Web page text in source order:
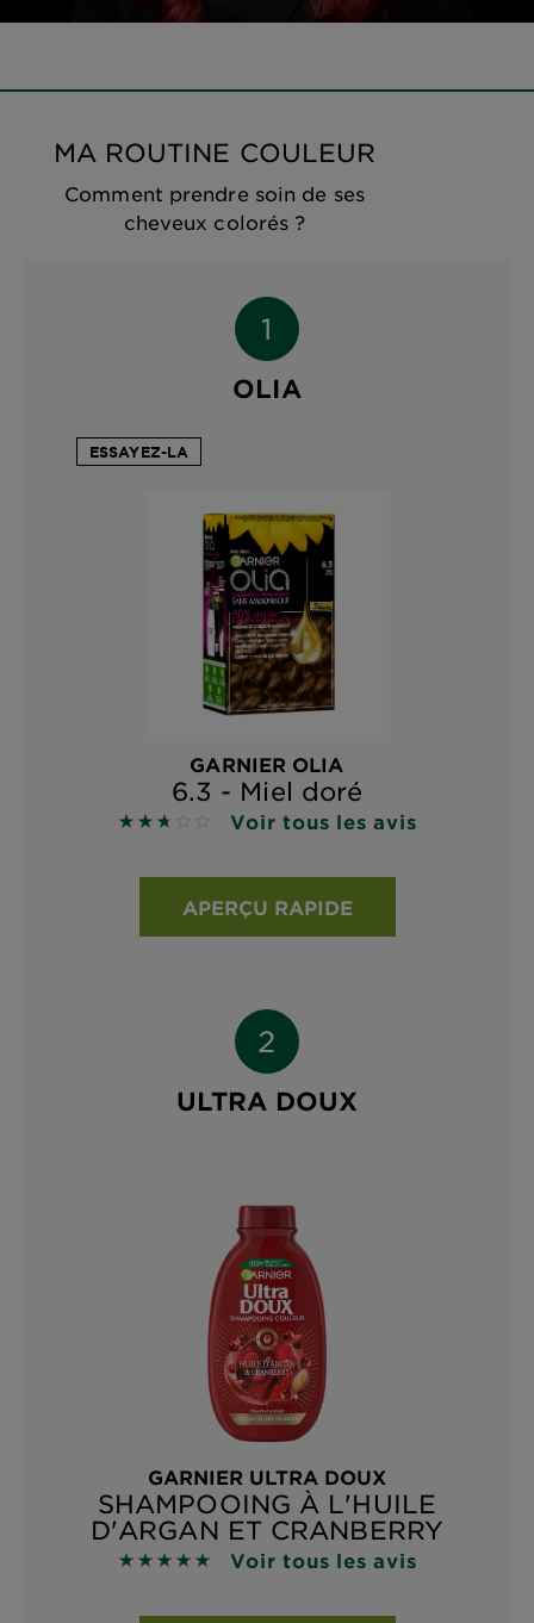
MA ROUTINE COULEUR
Comment prendre soin de ses
cheveux colorés ?
OLIA
ESSAYEZ-LA
GARNIER OLIA
6.3 - Miel doré
2.7 sur 5 étoiles basé sur les avis
Voir tous les avis
APERÇU RAPIDE
ULTRA DOUX
GARNIER ULTRA DOUX
SHAMPOOING À L'HUILE
D'ARGAN ET CRANBERRY
4.9118 sur 5 étoiles basé sur les avis
Voir tous les avis